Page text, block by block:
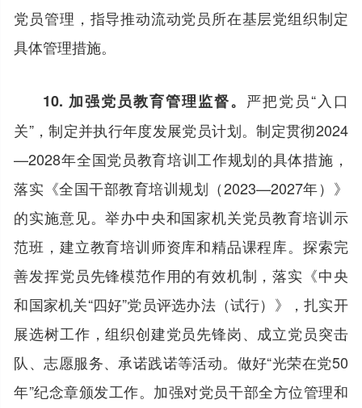
党员管理，指导推动流动党员所在基层党组织制定
具体管理措施。
10. 加强党员教育管理监督。 严把党员“入口
关”，制定并执行年度发展党员计划。制定贯彻2024
—2028年全国党员教育培训工作规划的具体措施，
落实《全国干部教育培训规划（2023—2027年）》
的实施意见。举办中央和国家机关党员教育培训示
范班，建立教育培训师资库和精品课程库。探索完
善发挥党员先锋模范作用的有效机制，落实《中央
和国家机关“四好”党员评选办法（试行）》，扎实开
展选树工作，组织创建党员先锋岗、成立党员突击
队、志愿服务、承诺践诺等活动。做好“光荣在党50
年”纪念章颁发工作。加强对党员干部全方位管理和